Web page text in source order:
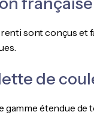
sont conçus et
de
gamme étendue